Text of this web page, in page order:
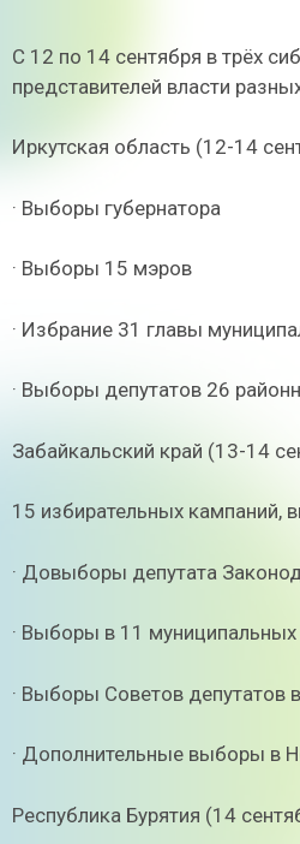
С 12 по 14 сентября в трёх
представителей власти
Иркутская область (12-14
· Выборы губернатора
· Выборы 15 мэров
· Избрание 31 главы
· Выборы депутатов 26
Забайкальский край (13-14
15 избирательных кампаний,
· Довыборы депутата
· Выборы в 11 муниципальных
· Выборы Советов депутатов
· Дополнительные выборы в
Республика Бурятия (14